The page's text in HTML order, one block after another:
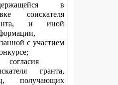
в
соискателя
и иной
с участием
согласия
гранта,
получающих